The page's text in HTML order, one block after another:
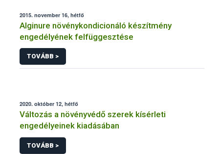
2015. november 16, hétfő
Alginure növénykondicionáló készítmény
engedélyének felfüggesztése
TOVÁBB >
2020. október 12, hétfő
Változás a növényvédő szerek kísérleti
engedélyeinek kiadásában
TOVÁBB >